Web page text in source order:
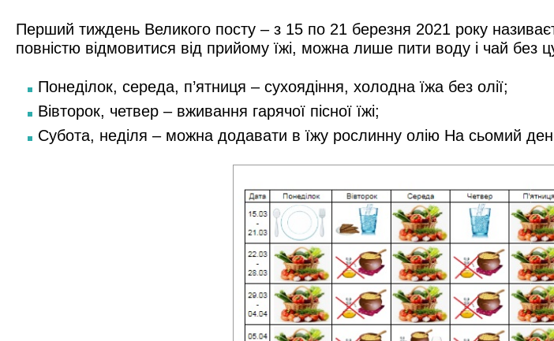
Перший тиждень Великого посту – з 15 по 21 березня 2021 року
повністю відмовитися від прийому їжі, можна лише пити воду і чай
Понеділок, середа, п’ятниця – сухоядіння, холодна їжа без олії;
Вівторок, четвер – вживання гарячої пісної їжі;
Субота, неділя – можна додавати в їжу рослинну олію На сьомий